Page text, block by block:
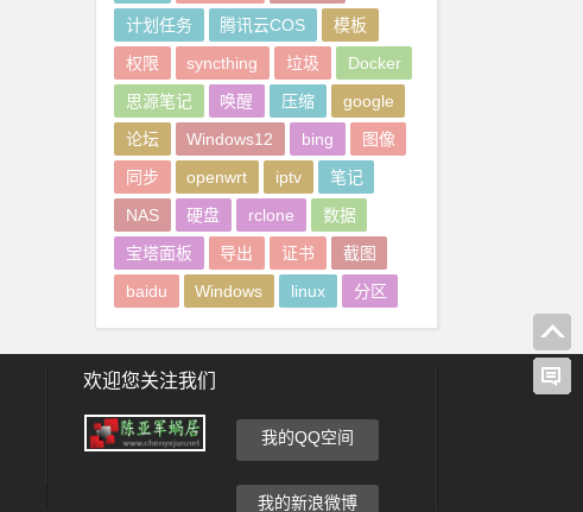
计划任务
腾讯云COS
模板
权限
syncthing 垃圾
Docker
思源笔记
唤醒 压缩
google
论坛
Windows12 bing
图像
同步
openwrt iptv
笔记
NAS
硬盘 rclone
数据
宝塔面板
导出 证书
截图
baidu
Windows linux 分区
欢迎您关注我们
我的QQ空间
我的新浪微博